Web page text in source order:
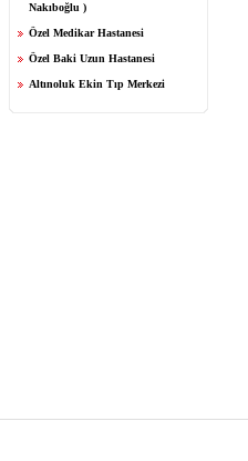
Nakıboğlu )
Özel Medikar Hastanesi
Özel Baki Uzun Hastanesi
Altınoluk Ekin Tıp Merkezi